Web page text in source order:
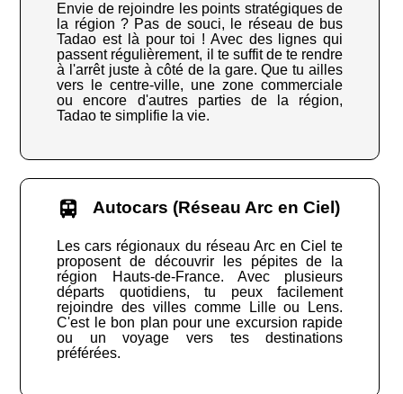
Envie de rejoindre les points stratégiques de
la région ? Pas de souci, le réseau de bus
Tadao est là pour toi ! Avec des lignes qui
passent régulièrement, il te suffit de te rendre
à l'arrêt juste à côté de la gare. Que tu ailles
vers le centre-ville, une zone commerciale
ou encore d'autres parties de la région,
Tadao te simplifie la vie.
Autocars (Réseau Arc en Ciel)
Les cars régionaux du réseau Arc en Ciel te
proposent de découvrir les pépites de la
région Hauts-de-France. Avec plusieurs
départs quotidiens, tu peux facilement
rejoindre des villes comme Lille ou Lens.
C'est le bon plan pour une excursion rapide
ou un voyage vers tes destinations
préférées.